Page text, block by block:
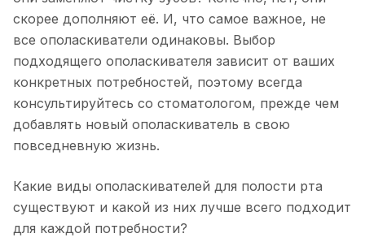
скорее дополняют её. И, что самое важное, не
все ополаскиватели одинаковы. Выбор
подходящего ополаскивателя зависит от ваших
конкретных потребностей, поэтому всегда
консультируйтесь со стоматологом, прежде чем
добавлять новый ополаскиватель в свою
повседневную жизнь.
Какие виды ополаскивателей для полости рта
существуют и какой из них лучше всего подходит
для каждой потребности?